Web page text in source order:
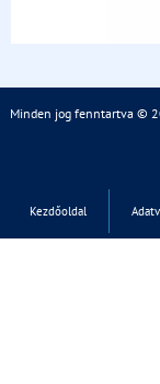
Minden jog fenntartva ©
Kezdőoldal